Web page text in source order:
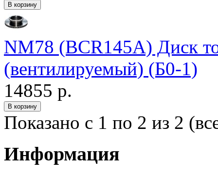
NM78 (BCR145A) Диск
(вентилируемый) (Б0-1)
14855 р.
Показано с 1 по 2 из 2
Информация